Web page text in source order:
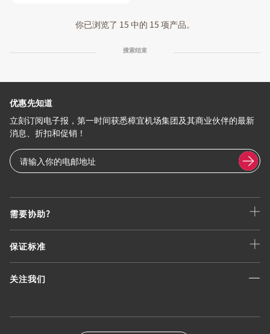
你已浏览了 15 中的 15 项产品。
搜索结束
需要协助?
保证标准
关注我们
优惠先知道
立刻订阅电子报，第一时间获悉樟宜机场集团及其商业伙伴的最新
消息、折扣和促销！